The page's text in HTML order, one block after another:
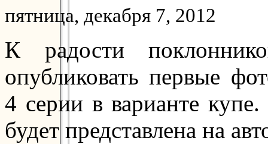
пятница, декабря 7, 2012
К радости
опубликовать первые
4 серии в варианте
будет представлена на